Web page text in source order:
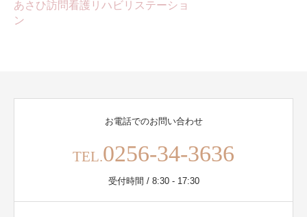
あさひ訪問看護リハビリステーショ
ン
お電話でのお問い合わせ
TEL.0256-34-3636
受付時間 / 8:30 - 17:30